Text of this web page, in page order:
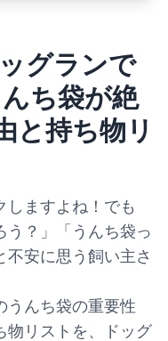
グランで
ち袋が絶
と持ち物リ
しますよね！でも
う？」「うんち袋っ
安に思う飼い主さ
うんち袋の重要性
物リストを、ドッグ